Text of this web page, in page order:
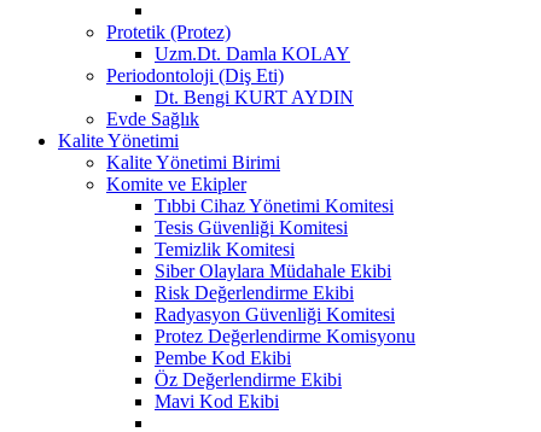
Protetik (Protez)
Uzm.Dt. Damla KOLAY
Periodontoloji (Diş Eti)
Dt. Bengi KURT AYDIN
Evde Sağlık
Kalite Yönetimi
Kalite Yönetimi Birimi
Komite ve Ekipler
Tıbbi Cihaz Yönetimi Komitesi
Tesis Güvenliği Komitesi
Temizlik Komitesi
Siber Olaylara Müdahale Ekibi
Risk Değerlendirme Ekibi
Radyasyon Güvenliği Komitesi
Protez Değerlendirme Komisyonu
Pembe Kod Ekibi
Öz Değerlendirme Ekibi
Mavi Kod Ekibi